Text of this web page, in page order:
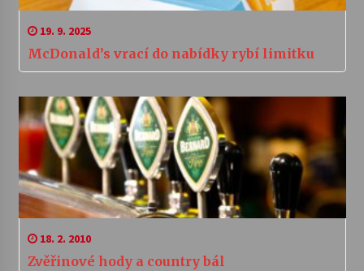
19. 9. 2025
McDonald’s vrací do nabídky rybí limitku
18. 2. 2010
Zvěřinové hody a country bál